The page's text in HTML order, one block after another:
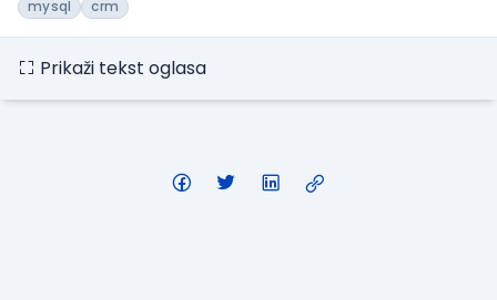
mysql crm
Prikaži tekst oglasa